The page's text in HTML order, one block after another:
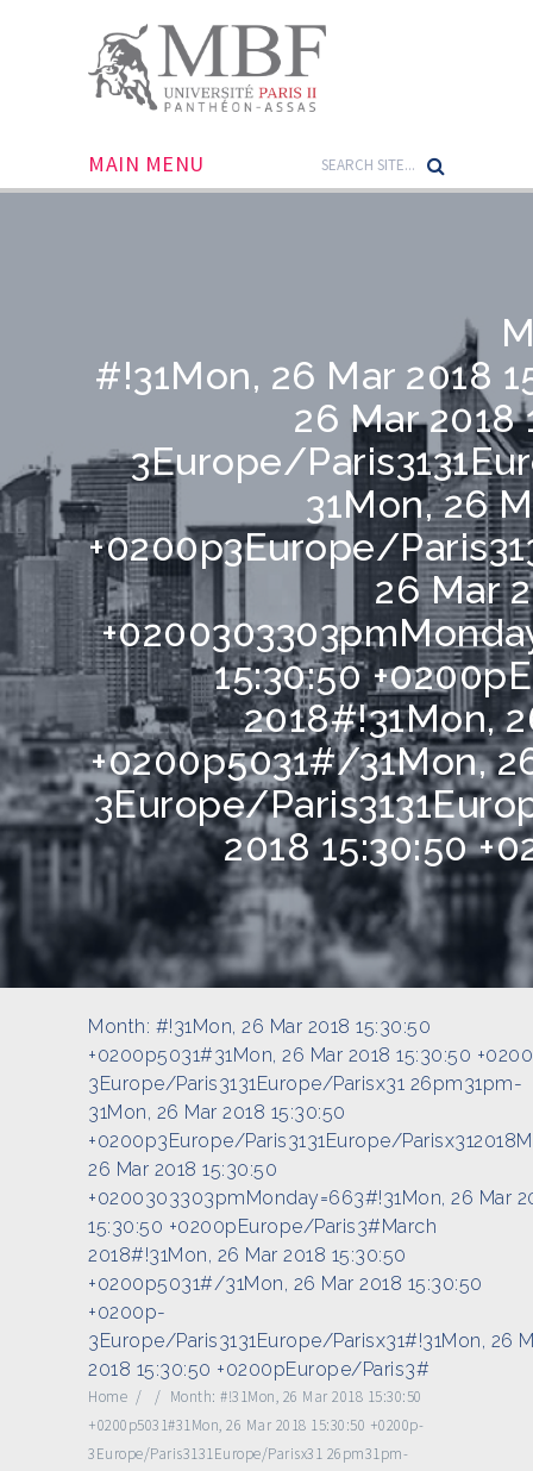
MAIN MENU
#!31Mon, 26 Mar 2018
26 Mar 2018
3Europe/
31Mon, 26
+0200p3Europe/
26 Mar
15:30:50
2018#!31Mon,
+0200p5031#/31Mon,
3Europe/
2018 15:30:50
Month: #!31Mon, 26 Mar 2018 15:30:50
+0200p5031#31Mon, 26 Mar 2018 15:30:50
3Europe/Paris3131Europe/Parisx31 26pm31pm-
31Mon, 26 Mar 2018 15:30:50
+0200p3Europe/Paris3131Europe/
26 Mar 2018 15:30:50
+0200303303pmMonday=663#!31Mon, 26 Mar
15:30:50 +0200pEurope/Paris3#March
2018#!31Mon, 26 Mar 2018 15:30:50
+0200p5031#/31Mon, 26 Mar 2018 15:30:50
+0200p-
3Europe/Paris3131Europe/Parisx31#!31Mon, 26
2018 15:30:50 +0200pEurope/Paris3#
Home / / Month: #!31Mon, 26 Mar 2018 15:30:50
+0200p5031#31Mon, 26 Mar 2018 15:30:50 +0200p-
3Europe/Paris3131Europe/Parisx31 26pm31pm-